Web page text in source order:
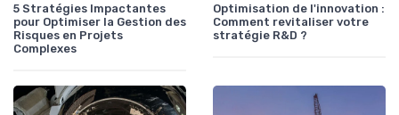
5 Stratégies Impactantes
pour Optimiser la Gestion des
Risques en Projets
Complexes
Optimisation de l'innovation :
Comment revitaliser votre
stratégie R&D ?